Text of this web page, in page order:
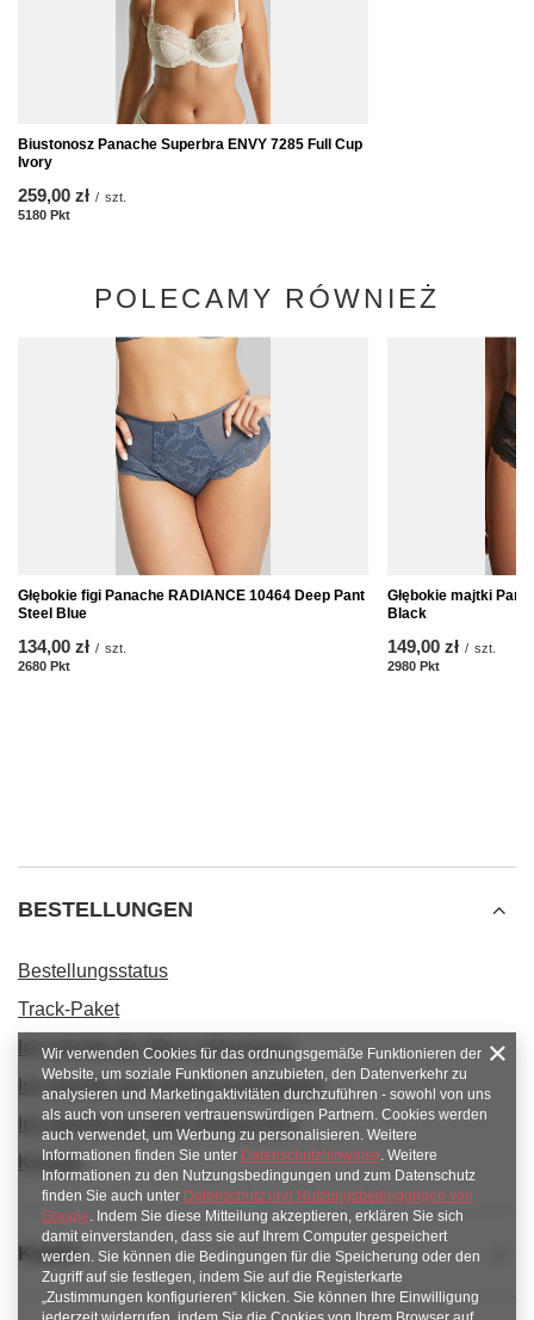
Biustonosz Panache Superbra ENVY 7285 Full Cup
Ivory
259,00 zł / szt.
5180 Pkt
POLECAMY RÓWNIEŻ
Głębokie figi Panache RADIANCE 10464 Deep Pant
Steel Blue
134,00 zł / szt.
2680 Pkt
Głębokie majtki
Black
149,00 zł / szt.
2980 Pkt
BESTELLUNGEN
Bestellungsstatus
Track-Paket
Ich möchte die Ware reklamieren
Ich möchte vom Vertrag zurücktreten
Ich möchte die Ware umtauschen
Kontakt
Konto
Wir verwenden Cookies für das ordnungsgemäße Funktionieren der
Website, um soziale Funktionen anzubieten, den Datenverkehr zu
analysieren und Marketingaktivitäten durchzuführen - sowohl von uns
als auch von unseren vertrauenswürdigen Partnern. Cookies werden
auch verwendet, um Werbung zu personalisieren. Weitere
Informationen finden Sie unter Datenschutzhinweise. Weitere
Informationen zu den Nutzungsbedingungen und zum Datenschutz
finden Sie auch unter Datenschutz und Nutzungsbedingungen von
Google. Indem Sie diese Mitteilung akzeptieren, erklären Sie sich
damit einverstanden, dass sie auf Ihrem Computer gespeichert
werden. Sie können die Bedingungen für die Speicherung oder den
Zugriff auf sie festlegen, indem Sie auf die Registerkarte
„Zustimmungen konfigurieren“ klicken. Sie können Ihre Einwilligung